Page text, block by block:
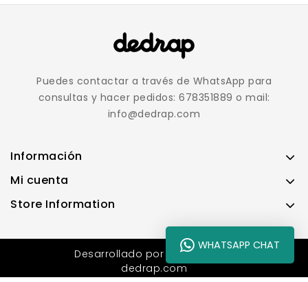
Puedes contactar a través de WhatsApp para
consultas y hacer pedidos: 678351889 o mail:
info@dedrap.com
Información
Mi cuenta
Store Information
Desarrollado por
dracnet.com
dedrap.com
WHATSAPP CHAT